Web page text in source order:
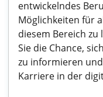
entwickelndes
Möglichkeiten für
diesem Bereich zu
Sie die Chance,
zu informieren
Karriere in der